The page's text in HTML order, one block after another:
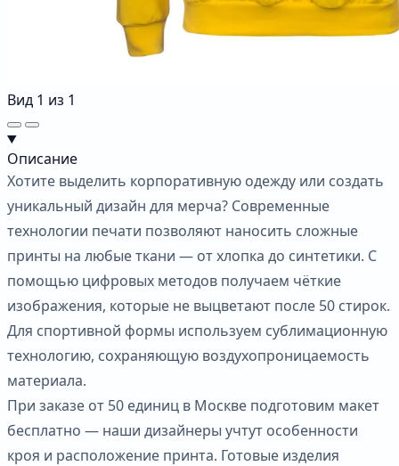
Вид 1 из 1
Описание
Хотите выделить корпоративную одежду или создать
уникальный дизайн для мерча? Современные
технологии печати позволяют наносить сложные
принты на любые ткани — от хлопка до синтетики. С
помощью цифровых методов получаем чёткие
изображения, которые не выцветают после 50 стирок.
Для спортивной формы используем сублимационную
технологию, сохраняющую воздухопроницаемость
материала.
При заказе от 50 единиц в Москве подготовим макет
бесплатно — наши дизайнеры учтут особенности
кроя и расположение принта. Готовые изделия